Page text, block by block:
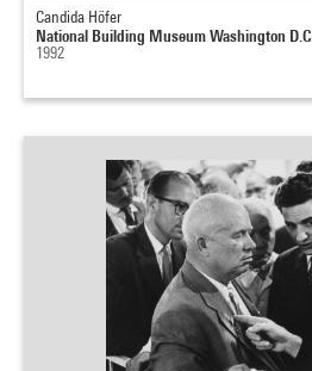
Candida Höfer
National Building Museum Washington D.C.
1992